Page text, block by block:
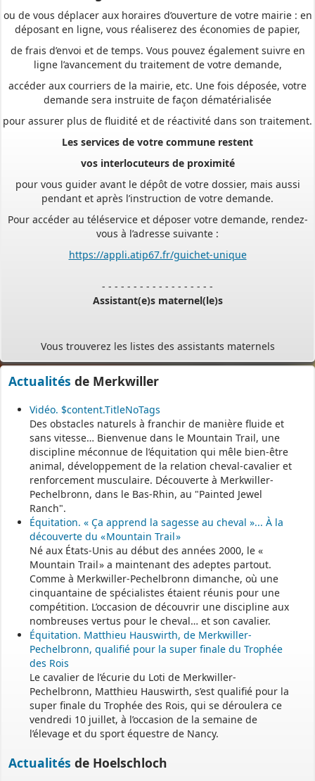
déposant en ligne, vous réaliserez des économies de papier,
de frais d’envoi et de temps. Vous pouvez également suivre en
ligne l’avancement du traitement de votre demande,
accéder aux courriers de la mairie, etc. Une fois déposée, votre
demande sera instruite de façon dématérialisée
pour assurer plus de fluidité et de réactivité dans son traitement.
Les services de votre commune restent
vos interlocuteurs de proximité
pour vous guider avant le dépôt de votre dossier, mais aussi
pendant et après l’instruction de votre demande.
Pour accéder au téléservice et déposer votre demande, rendez-
vous à l’adresse suivante :
https://appli.atip67.fr/guichet-unique
- - - - - - - - - - - - - - - - - -
et MAM par commune sur le site :https://www.bas-rhin.fr/carte-
Il est mis à jour tous les vendredis.
des assistants maternels.
- - - - - - - - - - - - - - - - - -
Permanence mairie
Le secrétariat est fermé le samedi matin.
Une permanence est assurée par le maire, sur rendez-vous.
Actualités de Merkwiller
Vidéo. $content.TitleNoTags
Des obstacles naturels à franchir de manière fluide et
sans vitesse… Bienvenue dans le Mountain Trail, une
discipline méconnue de l’équitation qui mêle bien-être
animal, développement de la relation cheval-cavalier et
renforcement musculaire. Découverte à Merkwiller-
Pechelbronn, dans le Bas-Rhin, au "Painted Jewel
Ranch".
Équitation. « Ça apprend la sagesse au cheval »... À la
découverte du « Mountain Trail »
Né aux États-Unis au début des années 2000, le «
Mountain Trail » a maintenant des adeptes partout.
Comme à Merkwiller-Pechelbronn dimanche, où une
cinquantaine de spécialistes étaient réunis pour une
compétition. L’occasion de découvrir une discipline aux
nombreuses vertus pour le cheval… et son cavalier.
Équitation. Matthieu Hauswirth, de Merkwiller-
Pechelbronn, qualifié pour la super finale du Trophée
des Rois
Le cavalier de l’écurie du Loti de Merkwiller-
Pechelbronn, Matthieu Hauswirth, s’est qualifié pour la
super finale du Trophée des Rois, qui se déroulera ce
vendredi 10 juillet, à l’occasion de la semaine de
l’élevage et du sport équestre de Nancy.
Actualités de Hoelschloch